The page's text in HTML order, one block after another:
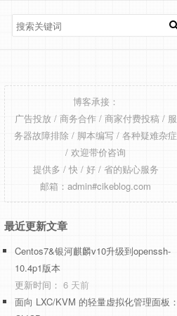
博客承接：
广告投放 / 商务合作 / 商家付费投稿 / 服
务器故障排除 / 脚本编写 / 各种疑难杂症
/ 欢迎带价咨询
提供多 / 快 / 好 / 省的贴心服务
邮箱：admin#cikeblog.com
最近更新文章
Centos7&银河麒麟v10升级到openssh-
10.4p1版本
更新时间： 6 天前
面向 LXC/KVM 的轻量虚拟化管理面板：